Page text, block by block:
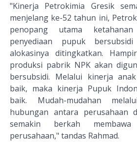
"Kinerja Petrokimia Gresik
menjelang ke-52 tahun ini,
penopang utama
penyediaan pupuk
alokasinya ditingkatkan.
produksi pabrik NPK akan
bersubsidi. Melalui kinerja
baik, maka kinerja Pupuk
baik. Mudah-mudahan
hubungan antara perusahaan
semakin berkah
perusahaan," tandas Rahmad.